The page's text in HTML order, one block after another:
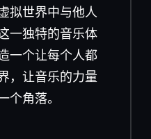
拟世界中与他人
一独特的音乐体
一个让每个人都
，让音乐的力量
个角落。